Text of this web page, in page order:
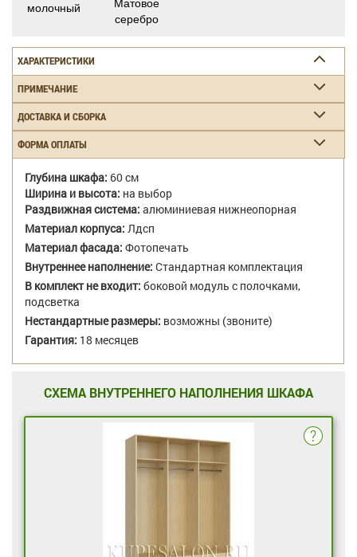
молочный
серебро
ХАРАКТЕРИСТИКИ
ПРИМЕЧАНИЕ
ДОСТАВКА И СБОРКА
ФОРМА ОПЛАТЫ
Глубина шкафа: 60 см
Ширина и высота: на выбор
Раздвижная система: алюминиевая нижнеопорная
Материал корпуса: Лдсп
Материал фасада: Фотопечать
Внутреннее наполнение: Стандартная комплектация
В комплект не входит: боковой модуль с полочками,
подсветка
Нестандартные размеры: возможны (звоните)
Гарантия: 18 месяцев
СХЕМА ВНУТРЕННЕГО НАПОЛНЕНИЯ ШКАФА